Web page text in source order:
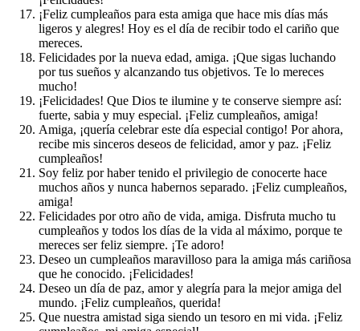
¡Feliz cumpleaños para esta amiga que hace mis días más
ligeros y alegres! Hoy es el día de recibir todo el cariño que
mereces.
Felicidades por la nueva edad, amiga. ¡Que sigas luchando
por tus sueños y alcanzando tus objetivos. Te lo mereces
mucho!
¡Felicidades! Que Dios te ilumine y te conserve siempre así:
fuerte, sabia y muy especial. ¡Feliz cumpleaños, amiga!
Amiga, ¡quería celebrar este día especial contigo! Por ahora,
recibe mis sinceros deseos de felicidad, amor y paz. ¡Feliz
cumpleaños!
Soy feliz por haber tenido el privilegio de conocerte hace
muchos años y nunca habernos separado. ¡Feliz cumpleaños,
amiga!
Felicidades por otro año de vida, amiga. Disfruta mucho tu
cumpleaños y todos los días de la vida al máximo, porque te
mereces ser feliz siempre. ¡Te adoro!
Deseo un cumpleaños maravilloso para la amiga más cariñosa
que he conocido. ¡Felicidades!
Deseo un día de paz, amor y alegría para la mejor amiga del
mundo. ¡Feliz cumpleaños, querida!
Que nuestra amistad siga siendo un tesoro en mi vida. ¡Feliz